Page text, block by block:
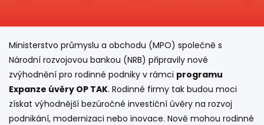
Ministerstvo průmyslu a obchodu (MPO) společně s
Národní rozvojovou bankou (NRB) připravily nové
zvýhodnění pro rodinné podniky v rámci programu
Expanze úvěry OP TAK. Rodinné firmy tak budou moci
získat výhodnější bezúročné investiční úvěry na rozvoj
podnikání, modernizaci nebo inovace. Nově mohou rodinné